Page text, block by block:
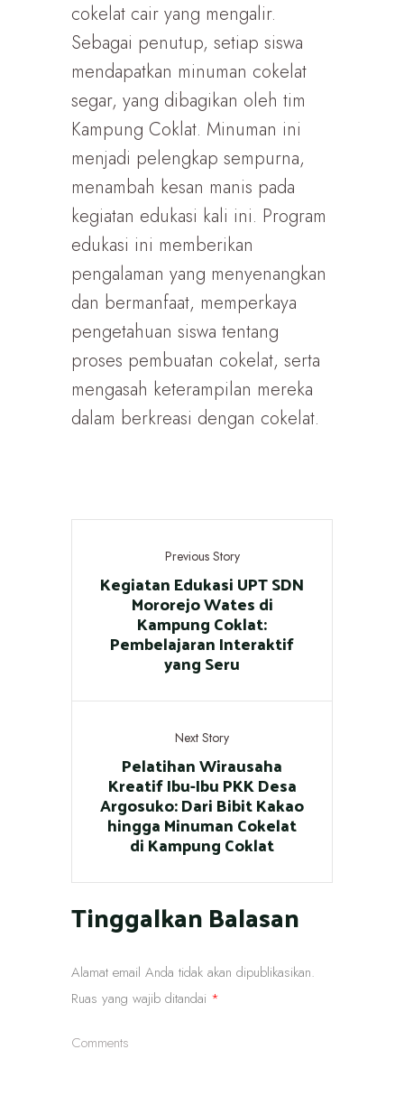
cokelat cair yang mengalir.
Sebagai penutup, setiap siswa
mendapatkan minuman cokelat
segar, yang dibagikan oleh tim
Kampung Coklat. Minuman ini
menjadi pelengkap sempurna,
menambah kesan manis pada
kegiatan edukasi kali ini. Program
edukasi ini memberikan
pengalaman yang menyenangkan
dan bermanfaat, memperkaya
pengetahuan siswa tentang
proses pembuatan cokelat, serta
mengasah keterampilan mereka
dalam berkreasi dengan cokelat.
Previous Story
Kegiatan Edukasi UPT SDN
Mororejo Wates di
Kampung Coklat:
Pembelajaran Interaktif
yang Seru
Next Story
Pelatihan Wirausaha
Kreatif Ibu-Ibu PKK Desa
Argosuko: Dari Bibit Kakao
hingga Minuman Cokelat
di Kampung Coklat
Tinggalkan Balasan
Alamat email Anda tidak akan dipublikasikan.
Ruas yang wajib ditandai *